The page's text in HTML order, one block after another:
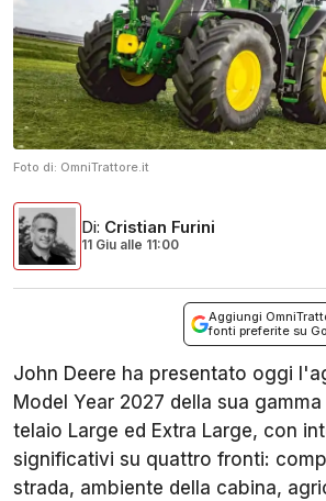
Foto di: OmniTrattore.it
Di: Cristian Furini
11 Giu alle 11:00
Aggiungi
fonti preferite su
John Deere ha presentato oggi
Model Year 2027 della sua
telaio Large ed Extra Large, con
significativi su quattro fronti:
strada, ambiente della cabina,